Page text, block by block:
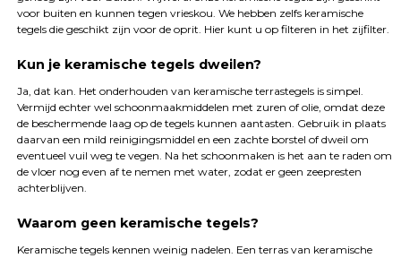
voor buiten en kunnen tegen vrieskou. We hebben zelfs keramische
tegels die geschikt zijn voor de oprit. Hier kunt u op filteren in het zijfilter.
Kun je keramische tegels dweilen?
Ja, dat kan. Het onderhouden van keramische terrastegels is simpel.
Vermijd echter wel schoonmaakmiddelen met zuren of olie, omdat deze
de beschermende laag op de tegels kunnen aantasten. Gebruik in plaats
daarvan een mild reinigingsmiddel en een zachte borstel of dweil om
eventueel vuil weg te vegen. Na het schoonmaken is het aan te raden om
de vloer nog even af te nemen met water, zodat er geen zeepresten
achterblijven.
Waarom geen keramische tegels?
Keramische tegels kennen weinig nadelen. Een terras van keramische